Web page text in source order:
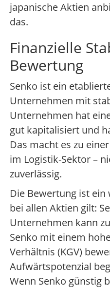
japanische Aktien
das.
Finanzielle
Bewertung
Senko ist ein
Unternehmen mit
Unternehmen hat
gut kapitalisiert und
Das macht es zu
im Logistik-Sektor –
zuverlässig.
Die Bewertung ist
bei allen Aktien gilt:
Unternehmen kann
Senko mit einem
Verhältnis (KGV)
Aufwärtspotenzial
Wenn Senko günstig